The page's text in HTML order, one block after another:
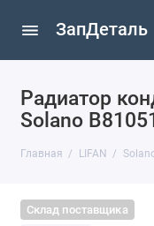
ЗапДеталь
Радиатор
Solano
Главная LIFAN
Склад поставщика